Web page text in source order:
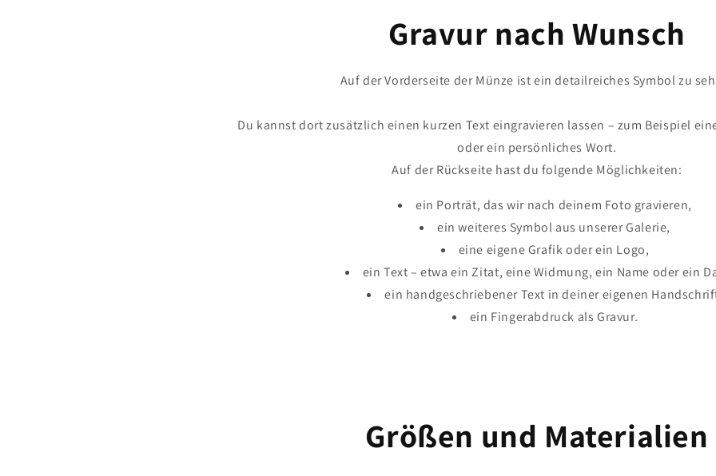
Modal
öffnenGravur nach Wunsch
Auf der Vorderseite der Münze ist ein detailreiches Symbol zu
Du kannst dort zusätzlich einen kurzen Text eingravieren lassen – zum Beispiel
oder ein persönliches Wort.
Auf der Rückseite hast du folgende Möglichkeiten:
ein Porträt, das wir nach deinem Foto gravieren,
ein weiteres Symbol aus unserer Galerie,
eine eigene Grafik oder ein Logo,
ein Text – etwa ein Zitat, eine Widmung, ein Name oder ein
ein handgeschriebener Text in deiner eigenen
ein Fingerabdruck als Gravur.
Größen und Materialien